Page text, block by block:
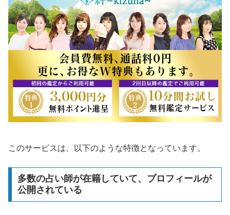
このサービスは、以下のような特徴となっています。
多数の占い師が在籍していて、プロフィールが
公開されている